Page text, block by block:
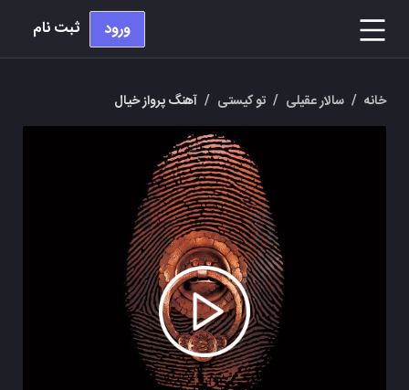
ورود ثبت نام
خانه / سالار عقیلی / تو کیستی / آهنگ پرواز خیال